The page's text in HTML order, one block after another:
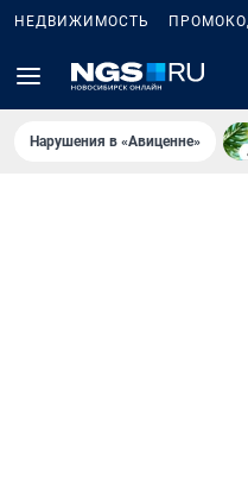
НЕДВИЖИМОСТЬ
Нарушения в «Авиценне»